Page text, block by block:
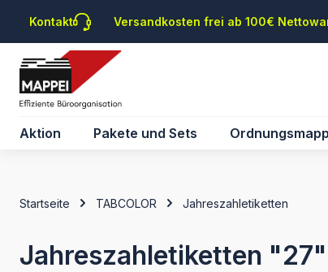
Hauptinhalt springen
Zur Suche springen
Zur Hauptnavigation springen
Kontakt Versandkosten frei ab 100€
Aktion Pakete und Sets
Startseite TABCOLOR Jahreszahletiketten
Jahreszahletiketten